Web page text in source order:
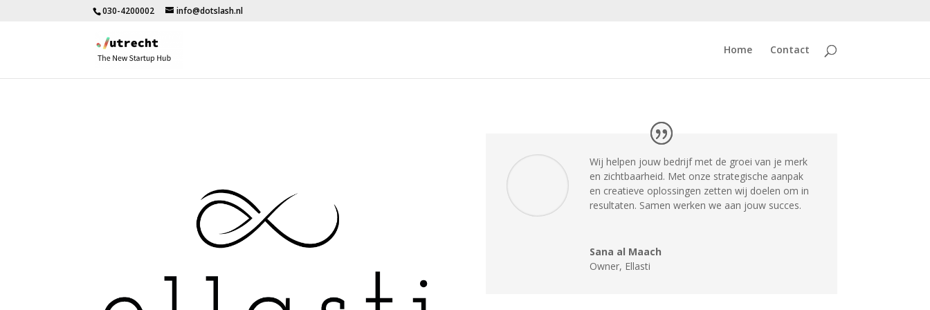
030-4200002 info@dotslash.nl
Home Contact
Wij helpen jouw bedrijf met de groei van je merk
en zichtbaarheid. Met onze strategische aanpak
en creatieve oplossingen zetten wij doelen om in
resultaten. Samen werken we aan jouw succes.
Sana al Maach
Owner, Ellasti